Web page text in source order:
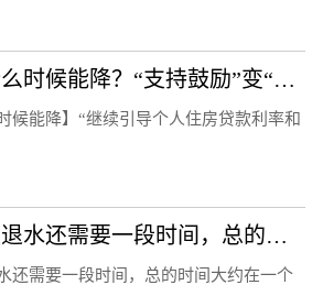
存量房贷利率什么时候能降？“支持鼓励”变“指导”
候能降】“继续引导个人住房贷款利率和
河北：蓄滞洪区退水还需要一段时间，总的时间大约在一个月
还需要一段时间，总的时间大约在一个